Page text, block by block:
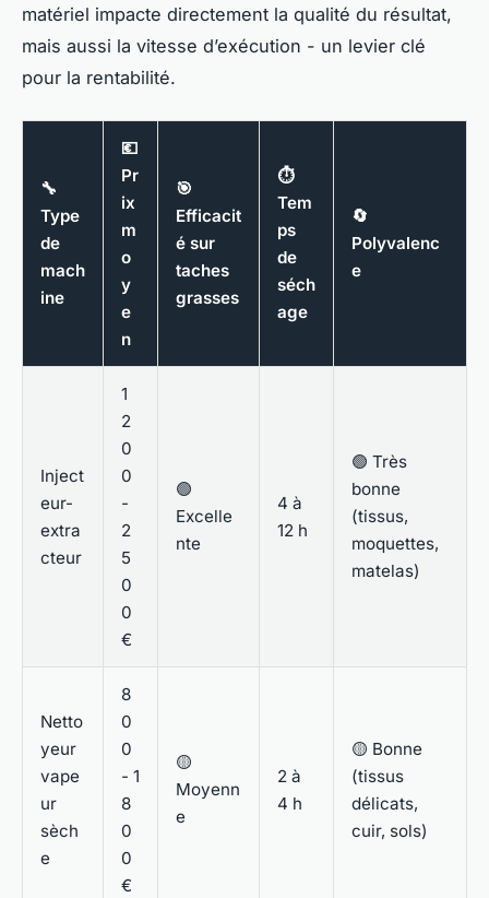
matériel impacte directement la qualité du résultat,
mais aussi la vitesse d’exécution - un levier clé
pour la rentabilité.
🔧
Type
de
mach
ine
💶
Pr
ix
m
o
y
e
n
🎯
Efficacit
é sur
taches
grasses
⏱️
Tem
ps
de
séch
age
🔄
Polyvalenc
e
Inject
eur-
extra
cteur
1
2
0
0
-
2
5
0
0
€
🟢
Excelle
nte
4 à
12 h
🟢 Très
bonne
(tissus,
moquettes,
matelas)
Netto
yeur
vape
ur
sèch
e
8
0
0
- 1
8
0
0
€
🟡
Moyenn
e
2 à
4 h
🟡 Bonne
(tissus
délicats,
cuir, sols)